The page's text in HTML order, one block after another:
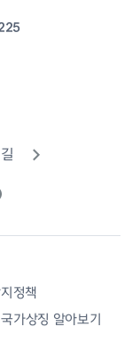
정책
국가상징 알아보기